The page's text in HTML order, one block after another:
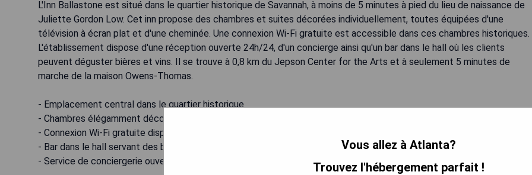
L'Inn Ballastone est situé dans le quartier historique de Savannah, à moins de 5 minutes à pied du lieu de naissance de
Juliette Gordon Low. Cet inn propose des chambres et suites décorées individuellement, toutes équipées d'une
télévision à écran plat et d'une cheminée. Une connexion Wi-Fi gratuite est accessible dans ces chambres historiques.
L'établissement dispose d'une réception ouverte 24h/24, d'un concierge ainsi qu'un bar dans le hall où les clients
peuvent déguster bières et vins. Il se trouve à 0,8 km du Jepson Center for the Arts et à seulement 5 minutes de
marche de la maison Owens-Thomas.
- Emplacement central dans le quartier historique
- Chambres élégamment décorées avec cheminée
- Connexion Wi-Fi gratuite disponible
- Bar dans le hall servant des boissons
- Service de conciergerie ouvert 24h/24
Vous allez à Atlanta?
Trouvez l'hébergement parfait !